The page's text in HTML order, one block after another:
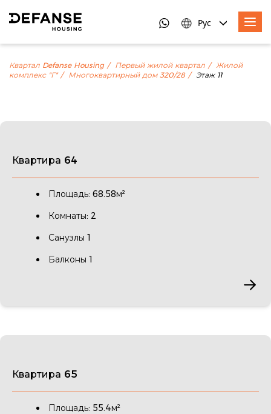
Рус
Квартал Defanse Housing Первый жилой квартал
Жилой
комплекс "Г"
Многоквартирный дом 320/28 Этаж 11
Квартира 64
Площадь: 68.58м²
Комнаты: 2
Санузлы 1
Балконы 1
Квартира 65
Площадь: 55.4м²